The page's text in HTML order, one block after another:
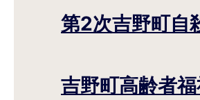
第2次吉野町自
吉野町高齢者